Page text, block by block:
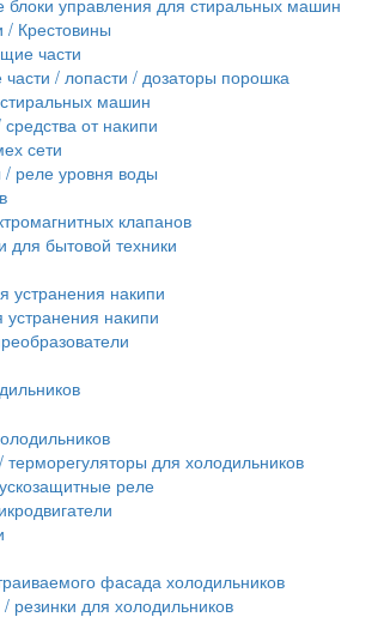
блоки управления для стиральных машин
Крестовины
части
части / лопасти / дозаторы порошка
машин
от накипи
сети
/ реле уровня воды
клапанов
для бытовой техники
устранения накипи
накипи
терморегуляторы для холодильников
реле
фасада холодильников
резинки для холодильников